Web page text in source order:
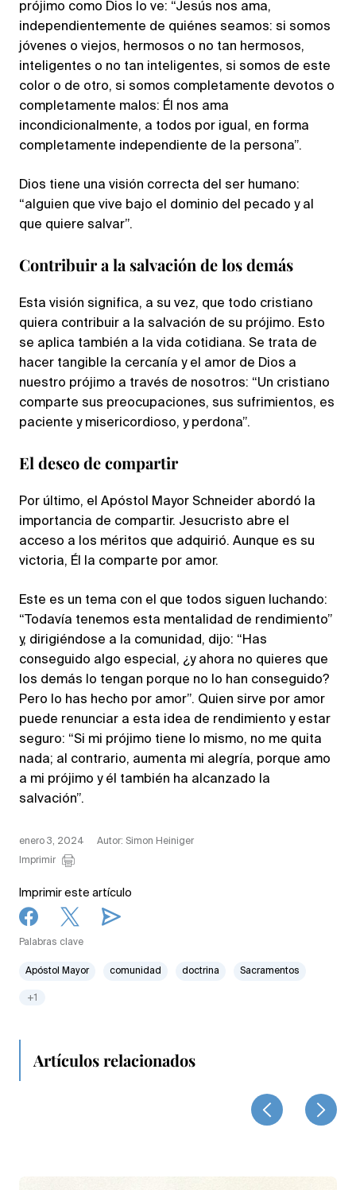
prójimo como Dios lo ve: “Jesús nos ama,
independientemente de quiénes seamos: si somos
jóvenes o viejos, hermosos o no tan hermosos,
inteligentes o no tan inteligentes, si somos de este
color o de otro, si somos completamente devotos o
completamente malos: Él nos ama
incondicionalmente, a todos por igual, en forma
completamente independiente de la persona”.
Dios tiene una visión correcta del ser humano:
“alguien que vive bajo el dominio del pecado y al
que quiere salvar”.
Contribuir a la salvación de los demás
Esta visión significa, a su vez, que todo cristiano
quiera contribuir a la salvación de su prójimo. Esto
se aplica también a la vida cotidiana. Se trata de
hacer tangible la cercanía y el amor de Dios a
nuestro prójimo a través de nosotros: “Un cristiano
comparte sus preocupaciones, sus sufrimientos, es
paciente y misericordioso, y perdona”.
El deseo de compartir
Por último, el Apóstol Mayor Schneider abordó la
importancia de compartir. Jesucristo abre el
acceso a los méritos que adquirió. Aunque es su
victoria, Él la comparte por amor.
Este es un tema con el que todos siguen luchando:
“Todavía tenemos esta mentalidad de rendimiento”
y, dirigiéndose a la comunidad, dijo: “Has
conseguido algo especial, ¿y ahora no quieres que
los demás lo tengan porque no lo han conseguido?
Pero lo has hecho por amor”. Quien sirve por amor
puede renunciar a esta idea de rendimiento y estar
seguro: “Si mi prójimo tiene lo mismo, no me quita
nada; al contrario, aumenta mi alegría, porque amo
a mi prójimo y él también ha alcanzado la
salvación”.
enero 3, 2024
Autor: Simon Heiniger
Imprimir
Imprimir este artículo
Palabras clave
Apóstol Mayor comunidad doctrina Sacramentos
+1
Artículos relacionados